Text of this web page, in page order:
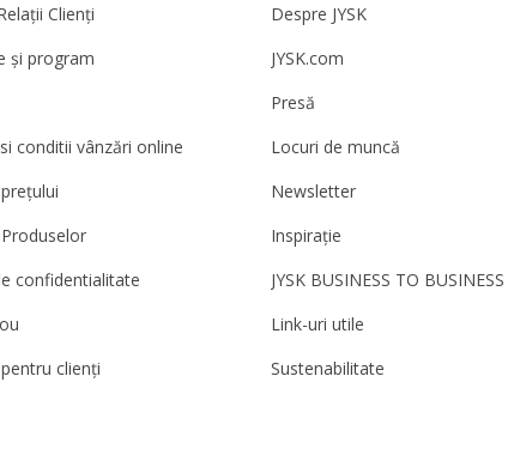
Clienți
și program
conditii vânzări online
confidentialitate
clienți
Despre JYSK
JYSK.com
Presă
Locuri de muncă
Newsletter
Inspirație
JYSK BUSINESS TO BUSINESS
Link-uri utile
Sustenabilitate